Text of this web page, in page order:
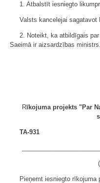
1. Atbalstīt iesniegto
Valsts kancelejai sagatavot
2. Noteikt, ka atbildīgais
Saeimā ir aizsardzības ministrs.
Rīkojuma projekts "Par
TA-931
Pieņemt iesniegto rīkojuma